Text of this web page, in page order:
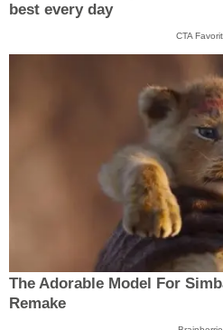
best every day
CTA
The Adorable Model For
Remake